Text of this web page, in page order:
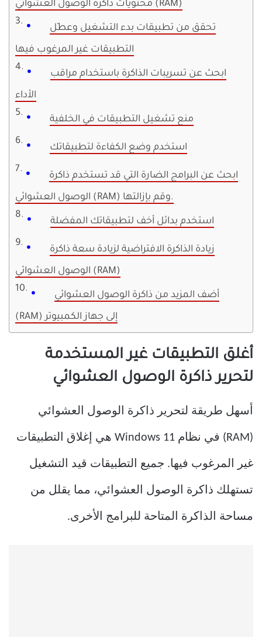
محتويات ذاكرة الوصول العشوائي (RAM)
تحقق من تطبيقات بدء التشغيل وعطّل
التطبيقات غير المرغوب فيها
ابحث عن تسريبات الذاكرة باستخدام مراقب
الأداء
منع تشغيل التطبيقات في الخلفية
استخدم وضع الكفاءة لتطبيقاتك
ابحث عن البرامج الضارة التي قد تستخدم ذاكرة
الوصول العشوائي (RAM) وقم بإزالتها.
استخدم بدائل أخف لتطبيقاتك المفضلة
زيادة الذاكرة الافتراضية لزيادة سعة ذاكرة
الوصول العشوائي (RAM)
أضف المزيد من ذاكرة الوصول العشوائي
(RAM) إلى جهاز الكمبيوتر
أغلق التطبيقات غير المستخدمة
لتحرير ذاكرة الوصول العشوائي
أسهل طريقة لتحرير ذاكرة الوصول العشوائي
(RAM) في نظام Windows 11 هي إغلاق التطبيقات
غير المرغوب فيها. جميع التطبيقات قيد التشغيل
تستهلك ذاكرة الوصول العشوائي، مما يقلل من
مساحة الذاكرة المتاحة للبرامج الأخرى.